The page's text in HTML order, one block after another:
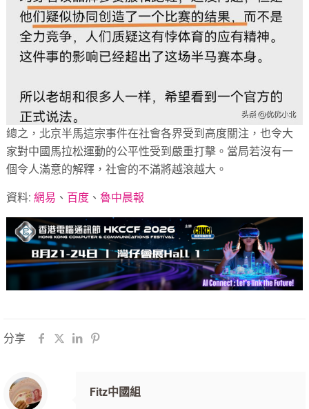
總之，北京半馬這宗事件在社會各界受到高度關注，也令大
家對中國馬拉松運動的公平性受到嚴重打擊。當局若沒有一
個令人滿意的解釋，社會的不滿將越滾越大。
資料:網易 、 百度 、魯中晨報
分享
Fitz中國組